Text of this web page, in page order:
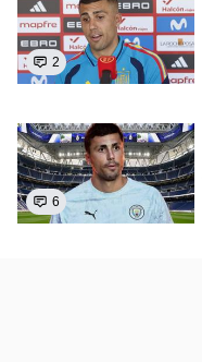
2
6